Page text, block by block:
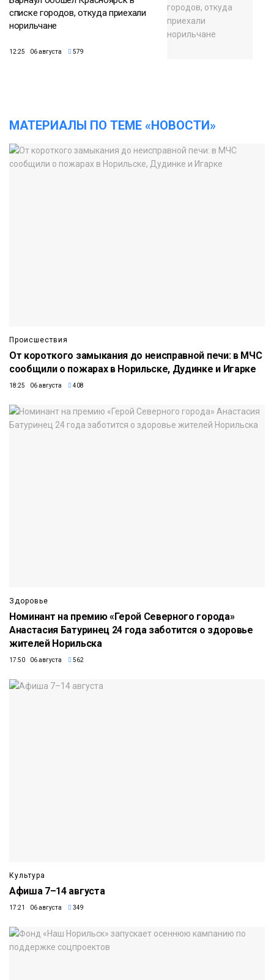
списке городов, откуда приехали
норильчане
12:25 06 августа 579
МАТЕРИАЛЫ ПО ТЕМЕ «НОВОСТИ»
Происшествия
От короткого замыкания до неисправной печи: в МЧС
сообщили о пожарах в Норильске, Дудинке и Игарке
18:25 06 августа 408
Здоровье
Номинант на премию «Герой Северного города»
Анастасия Батуринец 24 года заботится о здоровье
жителей Норильска
17:50 06 августа 562
Культура
Афиша 7–14 августа
17:21 06 августа 349